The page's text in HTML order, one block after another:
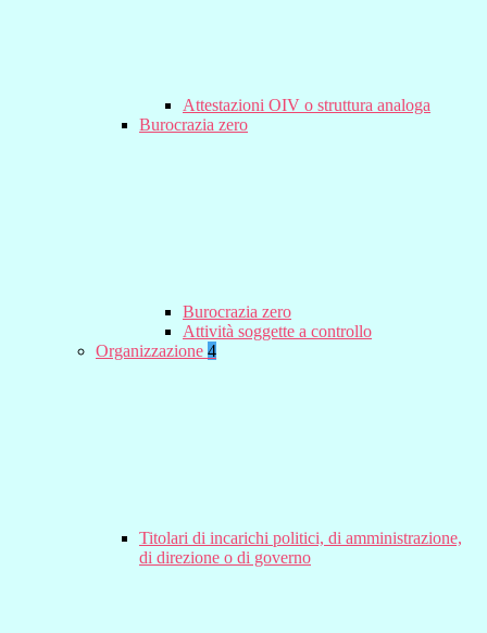
Attestazioni OIV o struttura analoga
Burocrazia zero
Burocrazia zero
Attività soggette a controllo
Organizzazione 4
Titolari di incarichi politici, di amministrazione,
di direzione o di governo